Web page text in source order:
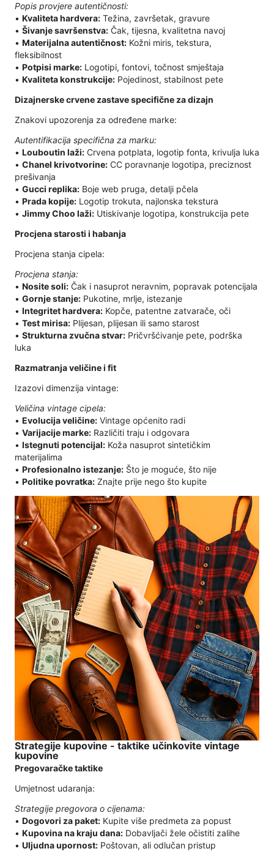
Popis provjere autentičnosti:
• Kvaliteta hardvera: Težina, završetak, gravure
• Šivanje savršenstva: Čak, tijesna, kvalitetna navoj
• Materijalna autentičnost: Kožni miris, tekstura,
fleksibilnost
• Potpisi marke: Logotipi, fontovi, točnost smještaja
• Kvaliteta konstrukcije: Pojedinost, stabilnost pete
Dizajnerske crvene zastave specifične za dizajn
Znakovi upozorenja za određene marke:
Autentifikacija specifična za marku:
• Louboutin laži: Crvena potplata, logotip fonta, krivulja luka
• Chanel krivotvorine: CC poravnanje logotipa, preciznost
prešivanja
• Gucci replika: Boje web pruga, detalji pčela
• Prada kopije: Logotip trokuta, najlonska tekstura
• Jimmy Choo laži: Utiskivanje logotipa, konstrukcija pete
Procjena starosti i habanja
Procjena stanja cipela:
Procjena stanja:
• Nosite soli: Čak i nasuprot neravnim, popravak potencijala
• Gornje stanje: Pukotine, mrlje, istezanje
• Integritet hardvera: Kopče, patentne zatvarače, oči
• Test mirisa: Plijesan, plijesan ili samo starost
• Strukturna zvučna stvar: Pričvršćivanje pete, podrška
luka
Razmatranja veličine i fit
Izazovi dimenzija vintage:
Veličina vintage cipela:
• Evolucija veličine: Vintage općenito radi
• Varijacije marke: Različiti traju i odgovara
• Istegnuti potencijal: Koža nasuprot sintetičkim
materijalima
• Profesionalno istezanje: Što je moguće, što nije
• Politike povratka: Znajte prije nego što kupite
Strategije kupovine - taktike učinkovite vintage
kupovine
Pregovaračke taktike
Umjetnost udaranja:
Strategije pregovora o cijenama:
• Dogovori za paket: Kupite više predmeta za popust
• Kupovina na kraju dana: Dobavljači žele očistiti zalihe
• Uljudna upornost: Poštovan, ali odlučan pristup